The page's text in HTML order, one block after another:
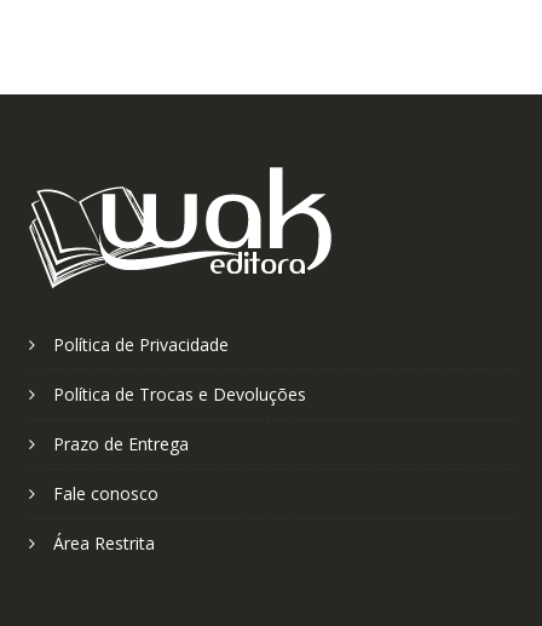
Política de Privacidade
Política de Trocas e Devoluções
Prazo de Entrega
Fale conosco
Área Restrita